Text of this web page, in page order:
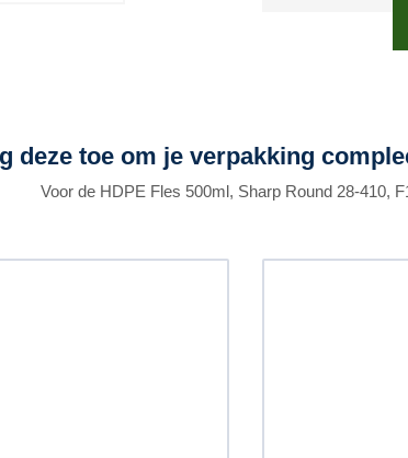
deze toe om je verpakking
Voor de HDPE Fles 500ml, Sharp Round 28-410,